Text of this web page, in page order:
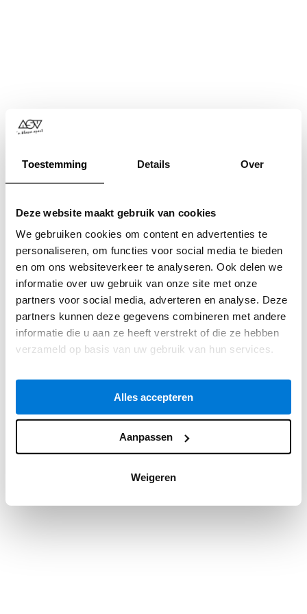
Toestemming Details Over
Deze website maakt gebruik van cookies
We gebruiken cookies om content en advertenties te
personaliseren, om functies voor social media te bieden
en om ons websiteverkeer te analyseren. Ook delen we
informatie over uw gebruik van onze site met onze
partners voor social media, adverteren en analyse. Deze
partners kunnen deze gegevens combineren met andere
informatie die u aan ze heeft verstrekt of die ze hebben
verzameld op basis van uw gebruik van hun services.
Alles accepteren
Aanpassen
Weigeren
Application error: a client-side exception has occurred while
loadingwww.asv.nl(see the browser consolefor more
information).